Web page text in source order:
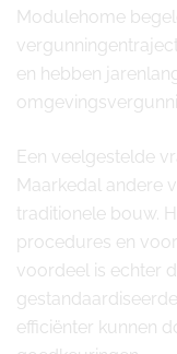
Modulehome
en hebben
Een veelgestelde
Maarkedal andere
traditionele bouw.
procedures en
voordeel is echter
efficiënter kunnen